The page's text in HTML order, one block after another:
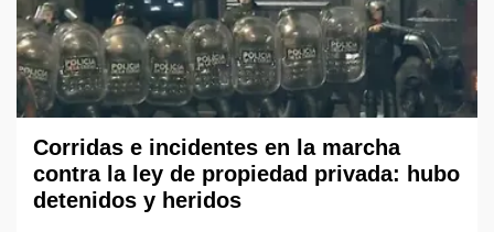
Corridas e incidentes en la marcha
contra la ley de propiedad privada: hubo
detenidos y heridos